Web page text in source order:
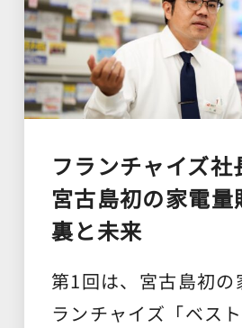
フランチャイズ社
宮古島初の家電
裏と未来
第1回は、宮古島初の
ランチャイズ「ベス